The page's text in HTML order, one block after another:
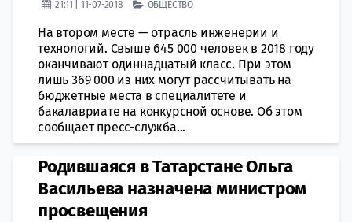
21:11 | 11-07-2018 ОБЩЕСТВО
На втором месте — отрасль инженерии и
технологий. Свыше 645 000 человек в 2018 году
оканчивают одиннадцатый класс. При этом
лишь 369 000 из них могут рассчитывать на
бюджетные места в специалитете и
бакалавриате на конкурсной основе. Об этом
сообщает пресс-служба...
Родившаяся в Татарстане Ольга
Васильева назначена министром
просвещения